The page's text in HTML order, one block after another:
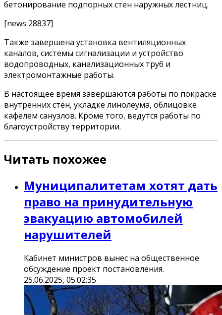
бетонирование подпорных стен наружных лестниц.
[news 28837]
Также завершена установка вентиляционных
каналов, системы сигнализации и устройство
водопроводных, канализационных труб и
электромонтажные работы.
В настоящее время завершаются работы по покраске
внутренних стен, укладке линолеума, облицовке
кафелем санузлов. Кроме того, ведутся работы по
благоустройству территории.
Читать похожее
Муниципалитетам хотят дать
право на принудительную
эвакуацию автомобилей
нарушителей
Кабинет министров вынес на общественное
обсуждение проект постановления.
25.06.2025, 05:02:35